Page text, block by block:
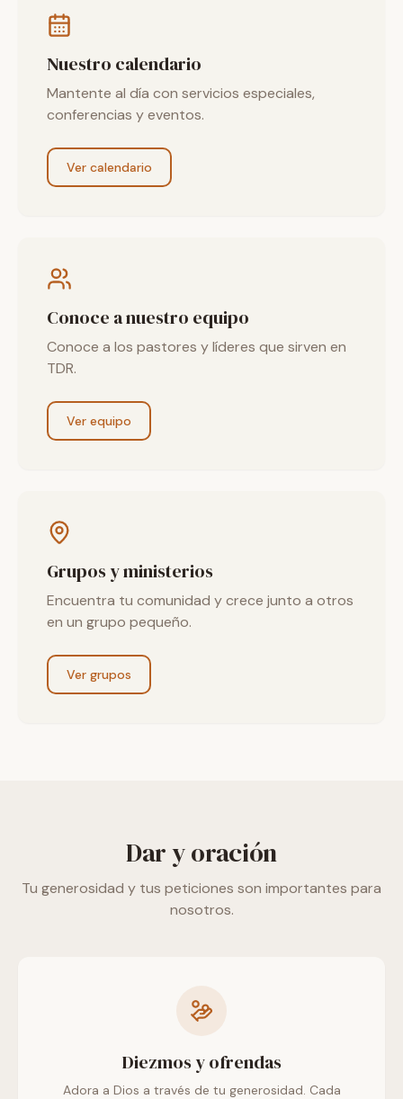
Nuestro calendario
Mantente al día con servicios especiales,
conferencias y eventos.
Ver calendario
Conoce a nuestro equipo
Conoce a los pastores y líderes que sirven en
TDR.
Ver equipo
Grupos y ministerios
Encuentra tu comunidad y crece junto a otros
en un grupo pequeño.
Ver grupos
Dar y oración
Tu generosidad y tus peticiones son importantes para
nosotros.
Diezmos y ofrendas
Adora a Dios a través de tu generosidad. Cada